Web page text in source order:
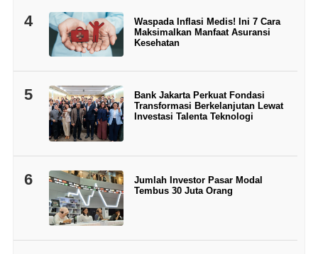
4
Waspada Inflasi Medis! Ini 7 Cara
Maksimalkan Manfaat Asuransi
Kesehatan
5
Bank Jakarta Perkuat Fondasi
Transformasi Berkelanjutan Lewat
Investasi Talenta Teknologi
6
Jumlah Investor Pasar Modal
Tembus 30 Juta Orang